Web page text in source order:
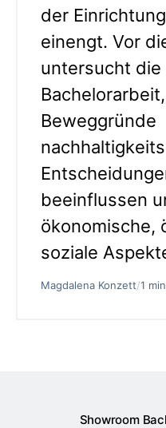
der
einengt. Vor
untersucht die
Beweggründe
beeinflussen
ökonomische,
soziale
Magdalena Konzett/1
Showroom